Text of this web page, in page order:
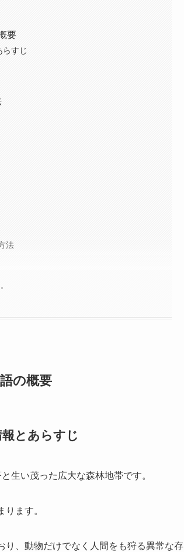
要
すじ
法
の概要
とあらすじ
生い茂った広大な森林地帯です。
ます。
り、動物だけでなく人間をも狩る異常な存